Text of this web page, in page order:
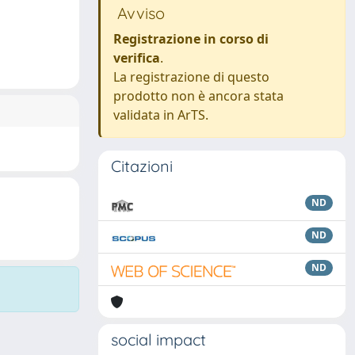
Avviso
Registrazione in corso di
verifica.
La registrazione di questo
prodotto non è ancora stata
validata in ArTS.
Citazioni
ND
ND
ND
social impact